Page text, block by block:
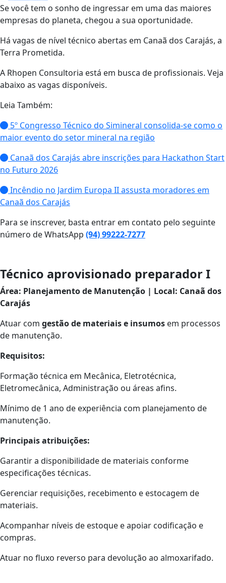
Se você tem o sonho de ingressar em uma das maiores
empresas do planeta, chegou a sua oportunidade.
Há vagas de nível técnico abertas em Canaã dos Carajás, a
Terra Prometida.
A Rhopen Consultoria está em busca de profissionais. Veja
abaixo as vagas disponíveis.
Leia Também:
5º Congresso Técnico do Simineral consolida-se como o
maior evento do setor mineral na região
Canaã dos Carajás abre inscrições para Hackathon Start
no Futuro 2026
Incêndio no Jardim Europa II assusta moradores em
Canaã dos Carajás
Para se inscrever, basta entrar em contato pelo seguinte
número de WhatsApp (94) 99222-7277
Técnico aprovisionado preparador I
Área: Planejamento de Manutenção | Local: Canaã dos
Carajás
Atuar com gestão de materiais e insumos em processos
de manutenção.
Requisitos:
Formação técnica em Mecânica, Eletrotécnica,
Eletromecânica, Administração ou áreas afins.
Mínimo de 1 ano de experiência com planejamento de
manutenção.
Principais atribuições:
Garantir a disponibilidade de materiais conforme
especificações técnicas.
Gerenciar requisições, recebimento e estocagem de
materiais.
Acompanhar níveis de estoque e apoiar codificação e
compras.
Atuar no fluxo reverso para devolução ao almoxarifado.